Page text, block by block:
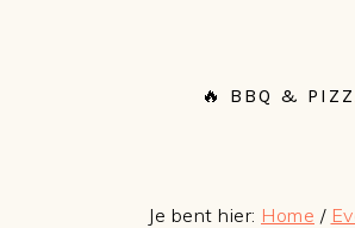
🔥 BBQ &
Je bent hier: Home /